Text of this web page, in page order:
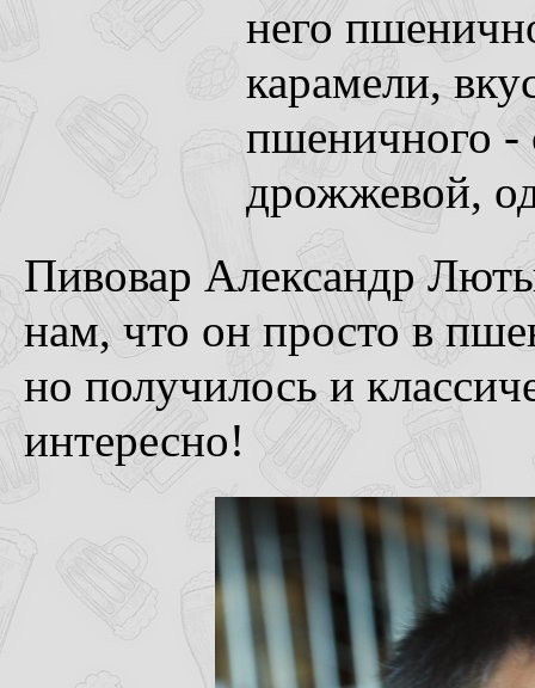
него
карамели,
пшеничного -
дрожжевой,
Пивовар Александр
нам, что он просто в
но получилось и
интересно!